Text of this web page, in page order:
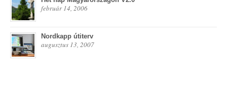
február 14, 2006
Nordkapp útiterv
augusztus 13, 2007